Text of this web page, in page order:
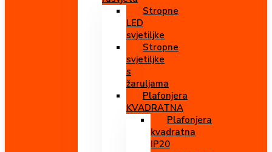
Stropne
LED
svjetiljke
Stropne
svjetiljke
s
žaruljama
Plafonjera
KVADRATNA
Plafonjera
kvadratna
IP20